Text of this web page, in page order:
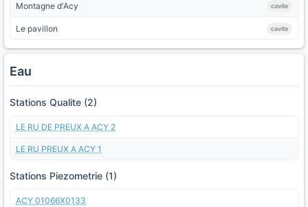
Montagne d'Acy cavite
Le pavillon cavite
Eau
Stations Qualite (2)
LE RU DE PREUX A ACY 2
LE RU PREUX A ACY 1
Stations Piezometrie (1)
ACY 01066X0133